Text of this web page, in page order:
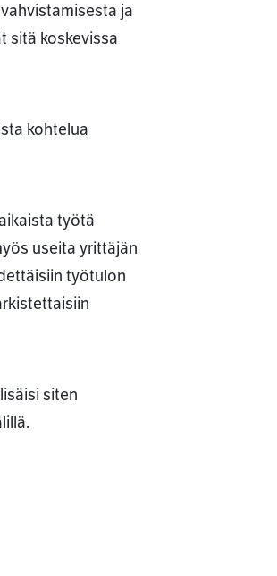
ja
sitä koskevissa
kohtelua
työtä
useita yrittäjän
työtulon
siten